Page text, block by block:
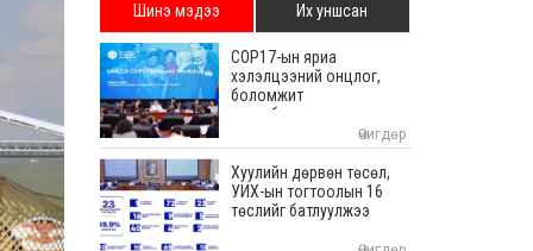
Шинэ мэдээ Их уншсан
COP17-ын яриа
хэлэлцээний онцлог,
боломжит
хувилбаруудаас
Өчигдөр
Хуулийн дөрвөн төсөл,
УИХ-ын тогтоолын 16
төслийг батлуулжээ